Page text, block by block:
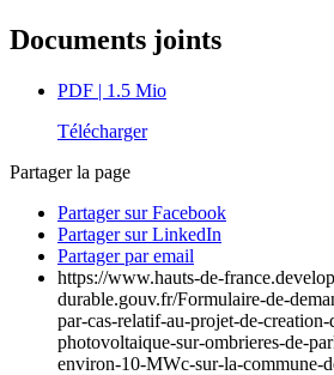
Documents joints
PDF | 1.5 Mio
Télécharger
Partager la page
Partager sur Facebook
Partager sur LinkedIn
Partager par email
https://www.hauts-de-
durable.gouv.fr/Formulaire-de-
par-cas-relatif-au-projet-de-
photovoltaique-sur-ombrieres-de-
environ-10-MWc-sur-la-commune-